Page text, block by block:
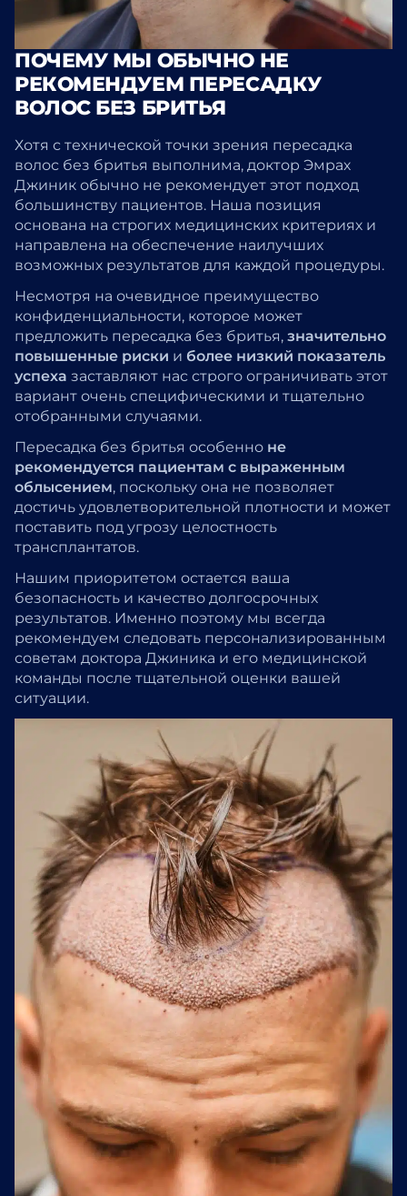
ПОЧЕМУ МЫ ОБЫЧНО НЕ
РЕКОМЕНДУЕМ ПЕРЕСАДКУ
ВОЛОС БЕЗ БРИТЬЯ
Хотя с технической точки зрения пересадка
волос без бритья выполнима, доктор Эмрах
Джиник обычно не рекомендует этот подход
большинству пациентов. Наша позиция
основана на строгих медицинских критериях и
направлена на обеспечение наилучших
возможных результатов для каждой процедуры.
Несмотря на очевидное преимущество
конфиденциальности, которое может
предложить пересадка без бритья,значительно
повышенные риски и более низкий показатель
успеха заставляют нас строго ограничивать этот
вариант очень специфическими и тщательно
отобранными случаями.
Пересадка без бритья особенно не
рекомендуется пациентам с выраженным
облысением, поскольку она не позволяет
достичь удовлетворительной плотности и может
поставить под угрозу целостность
трансплантатов.
Нашим приоритетом остается ваша
безопасность и качество долгосрочных
результатов. Именно поэтому мы всегда
рекомендуем следовать персонализированным
советам доктора Джиника и его медицинской
команды после тщательной оценки вашей
ситуации.